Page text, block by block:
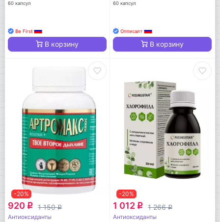
60 капсул
Be First
В корзину
60 капсул
Оптисалт
В корзину
-20%
920 q 1 150q
Антиоксиданты
-20%
1 012 q 1 266q
Антиоксиданты